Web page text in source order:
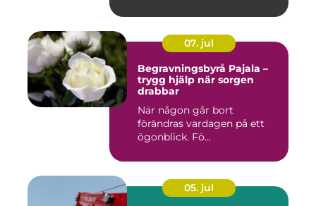
07. jul
Begravningsbyrå Pajala –
trygg hjälp när sorgen
drabbar
När någon går bort
förändras vardagen på ett
ögonblick. Fö...
05. jul